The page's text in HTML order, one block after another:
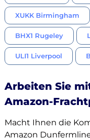
XUKK Birmingham
BHX1 Rugeley
ULI1 Liverpool
Arbeiten Sie
Amazon-
Macht Ihnen die
Amazon